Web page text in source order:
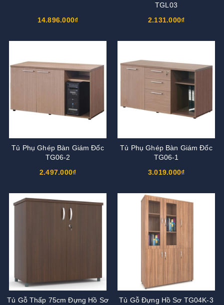
14.896.000₫
TGL03
2.131.000₫
Tủ Phụ Ghép Bàn Giám Đốc
TG06-2
2.497.000₫
Tủ Phụ Ghép Bàn Giám Đốc
TG06-1
3.019.000₫
Tủ Gỗ Thấp 75cm Đựng Hồ Sơ
Tủ Gỗ Đựng Hồ Sơ TG04K-3